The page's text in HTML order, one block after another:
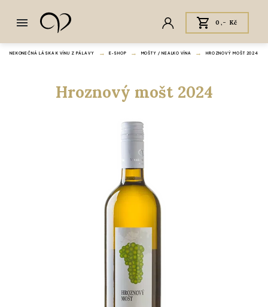
0,- Kč
NEKONEČNÁ LÁSKA K VÍNU Z PÁLAVY E‑SHOP MOŠTY / NEALKO VÍNA HROZNOVÝ MOŠT 2024
Hroznový mošt 2024